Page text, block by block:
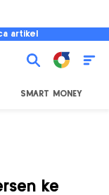
artikel
SMART MONEY
ke